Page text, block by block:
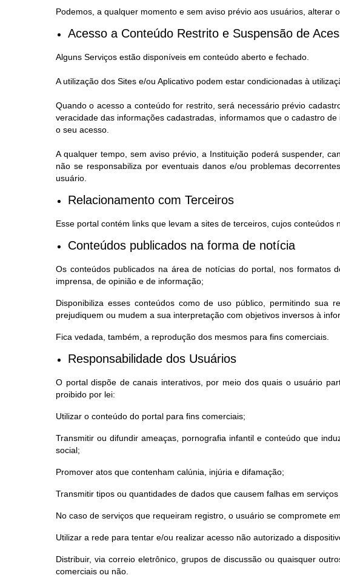
Podemos, a qualquer momento e sem aviso prévio aos usuários,
Acesso a Conteúdo Restrito e Suspensão de
Alguns Serviços estão disponíveis em conteúdo aberto e fechado.
A utilização dos Sites e/ou Aplicativo podem estar condicionadas à
Quando o acesso a conteúdo for restrito, será necessário prévio
veracidade das informações cadastradas, informamos que o cadastro
o seu acesso.
A qualquer tempo, sem aviso prévio, a Instituição poderá suspender,
não se responsabiliza por eventuais danos e/ou problemas
usuário.
Relacionamento com Terceiros
Esse portal contém links que levam a sites de terceiros, cujos
Conteúdos publicados na forma de notícia
Os conteúdos publicados na área de notícias do portal, nos formatos
imprensa, de opinião e de informação;
Disponibiliza esses conteúdos como de uso público, permitindo
prejudiquem ou mudem a sua interpretação com objetivos inversos à
Fica vedada, também, a reprodução dos mesmos para fins comerciais.
Responsabilidade dos Usuários
O portal dispõe de canais interativos, por meio dos quais o usuário
proibido por lei:
Utilizar o conteúdo do portal para fins comerciais;
Transmitir ou difundir ameaças, pornografia infantil e conteúdo que
social;
Promover atos que contenham calúnia, injúria e difamação;
Transmitir tipos ou quantidades de dados que causem falhas em
No caso de serviços que requeiram registro, o usuário se compromete
Utilizar a rede para tentar e/ou realizar acesso não autorizado a
Distribuir, via correio eletrônico, grupos de discussão ou quaisquer
comerciais ou não.